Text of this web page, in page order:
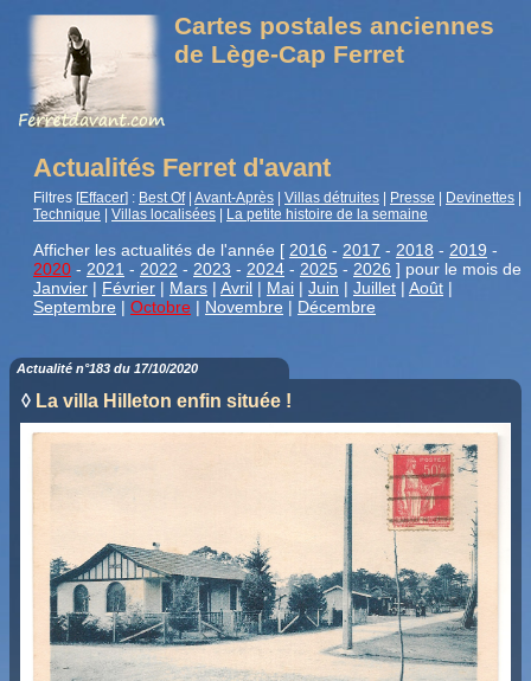
Cartes postales anciennes
de Lège-Cap Ferret
Actualités Ferret d'avant
Filtres [Effacer] : Best Of| Avant-Après Villas détruites Presse Devinettes
Technique
Villas localisées La petite histoire de la semaine
Afficher les actualités de l'année [ 2016 - 2017 - 2018 - 2019 -
2020 - 2021 - 2022 - 2023 - 2024 - 2025 - 2026 ] pour le mois de
Janvier | Février | Mars | Avril | Mai | Juin | Juillet | Août |
Septembre | Octobre | Novembre | Décembre
Actualité n°183 du 17/10/2020
◊ La villa Hilleton enfin située !